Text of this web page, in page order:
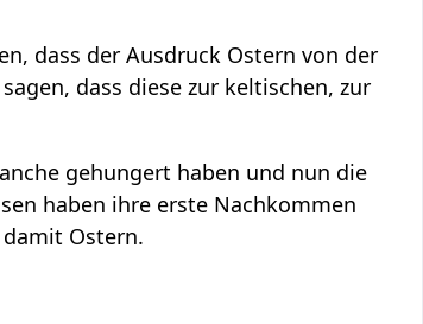
dass der Ausdruck Ostern von der
dass diese zur keltischen, zur
gehungert haben und nun die
haben ihre erste Nachkommen
Ostern.